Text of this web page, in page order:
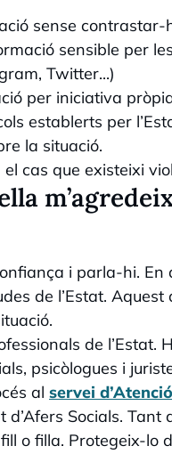
sense contrastar-
sensible per
Twitter...)
per iniciativa
establerts per
la situació.
cas que existeixi
i parla-hi.
de l’Estat. Aquest
de l’Estat.
psicòlogues i
al servei
Socials. Tant
o filla. Protegeix-lo